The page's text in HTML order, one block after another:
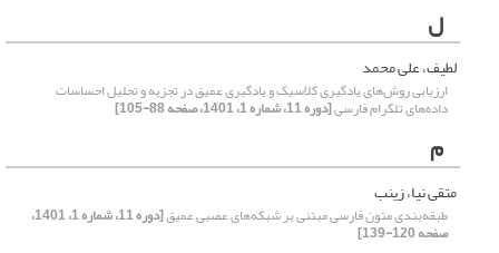
ل
لطیف، علی محمد
ارزیابی روش‌های یادگیری کلاسیک و یادگیری عمیق در تجزیه و تحلیل احساسات
داده‌های تلگرام فارسی[دوره 11، شماره 1، 1401، صفحه 88-105]
م
متقی نیا، زینب
طبقه‌بندی متون فارسی مبتنی بر شبکه‌های عصبی عمیق [دوره 11، شماره 1، 1401،
صفحه 120-139]